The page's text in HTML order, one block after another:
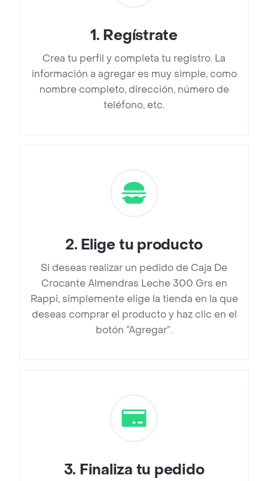
1. Regístrate
Crea tu perfil y completa tu registro. La
información a agregar es muy simple, como
nombre completo, dirección, número de
teléfono, etc.
2. Elige tu producto
Si deseas realizar un pedido de Caja De
Crocante Almendras Leche 300 Grs en
Rappi, simplemente elige la tienda en la que
deseas comprar el producto y haz clic en el
botón “Agregar”.
3. Finaliza tu pedido